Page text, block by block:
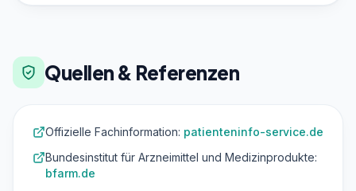
Quellen & Referenzen
Offizielle Fachinformation: patienteninfo-service.de
Bundesinstitut für Arzneimittel und Medizinprodukte:
bfarm.de